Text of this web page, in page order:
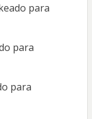
para
para
para